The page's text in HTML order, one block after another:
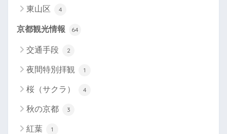
東山区 4
京都観光情報 64
交通手段 2
夜間特別拝観 1
桜（サクラ） 4
秋の京都 3
紅葉 1